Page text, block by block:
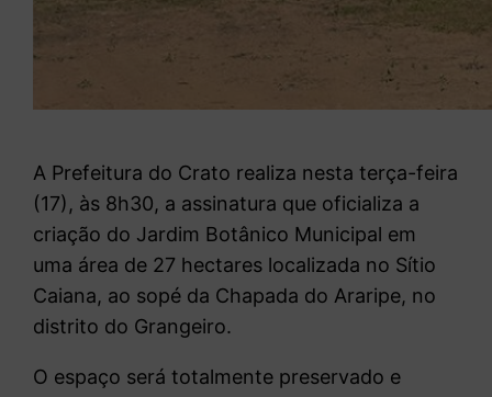
A Prefeitura do Crato realiza nesta terça-feira
(17), às 8h30, a assinatura que oficializa a
criação do Jardim Botânico Municipal em
uma área de 27 hectares localizada no Sítio
Caiana, ao sopé da Chapada do Araripe, no
distrito do Grangeiro.
O espaço será totalmente preservado e